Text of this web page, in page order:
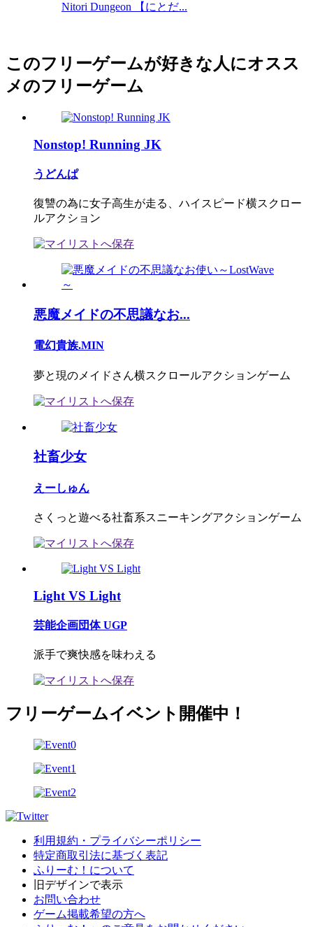
Nitori Dungeon 【にとだ...
このフリーゲームが好きな人にオスス
メのフリーゲーム
Nonstop! Running JK
うどんぱ
復讐の為に女子高生が走る、ハイスピード横スクロー
ルアクション
悪魔メイドの不思議なお...
電幻貴族.MIN
夢と現のメイドさん横スクロールアクションゲーム
社畜少女
えーしゅん
さくっと遊べる社畜系スニーキングアクションゲーム
Light VS Light
芸能企画団体 UGP
派手で爽快感を味わえる
フリーゲームイベント開催中！
利用規約・プライバシーポリシー
特定商取引法に基づく表記
ふりーむ！について
旧デザインで表示
お問い合わせ
ゲーム掲載希望の方へ